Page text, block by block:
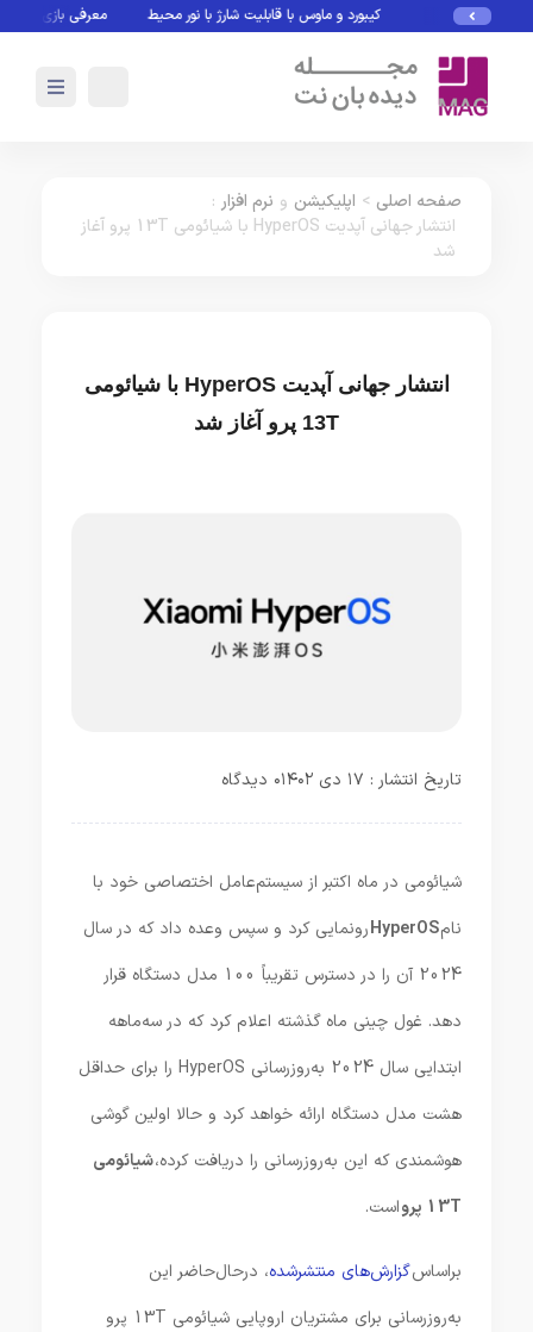
کیبورد و ماوس با قابلیت شارژ با نور محیط معرفی بازی های بدون
صفحه اصلی > اپلیکیشن و نرم افزار :
انتشار جهانی آپدیت HyperOS با شیائومی 13T پرو آغاز
شد
انتشار جهانی آپدیت HyperOS با شیائومی
13T پرو آغاز شد
تاریخ انتشار : ۱۷ دی ۱۴۰۲ ۰ دیدگاه
شیائومی در ماه اکتبر از سیستم‌عامل اختصاصی خود با
نامHyperOSرونمایی کرد و سپس وعده داد که در سال
2024 آن را در دسترس تقریباً 100 مدل دستگاه قرار
دهد. غول چینی ماه گذشته اعلام کرد که در سه‌ماهه
ابتدایی سال 2024 به‌روزرسانی HyperOS را برای حداقل
هشت مدل دستگاه ارائه خواهد کرد و حالا اولین گوشی
هوشمندی که این به‌روزرسانی را دریافت کرده،شیائومی
13T پرو
است.
براساسگزارش‌های منتشرشده، درحال‌حاضر این
به‌روزرسانی برای مشتریان اروپایی شیائومی 13T پرو